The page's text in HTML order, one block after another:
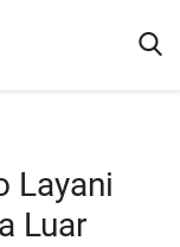
Layani
Luar